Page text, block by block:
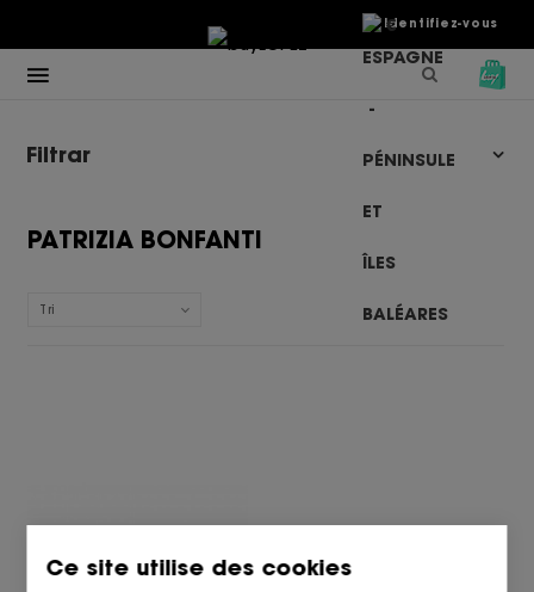
Identifiez-vous
€
PATRIZIA BONFANTI
Tri
Filtrar
Ce site utilise des cookies